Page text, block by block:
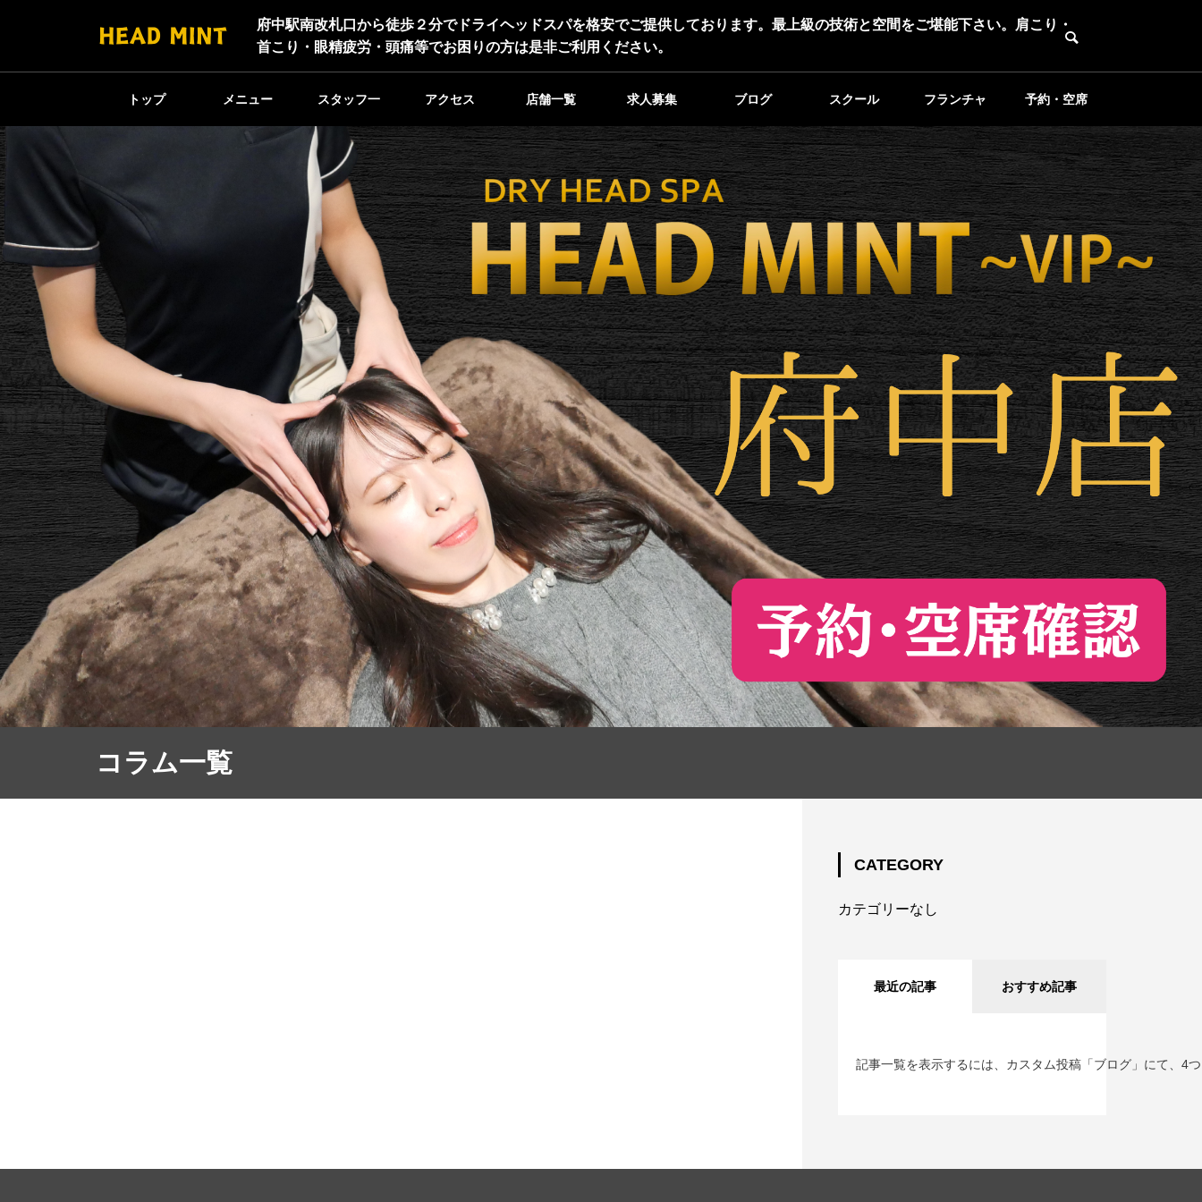
府中駅南改札口から徒歩２分でドライヘッドスパを格安でご提供しております。最上級の技術と空間をご堪能下さい。肩こり・
首こり・眼精疲労・頭痛等でお困りの方は是非ご利用ください。
トップ メニュー スタッフ一
覧
アクセス 店舗一覧 求人募集 ブログ スクール フランチャ
イズ募集
予約・空席
確認
コラム一覧
CATEGORY
カテゴリーなし
最近の記事 おすすめ記事
記事一覧を表示するには、カスタム投稿「ブログ」にて、4